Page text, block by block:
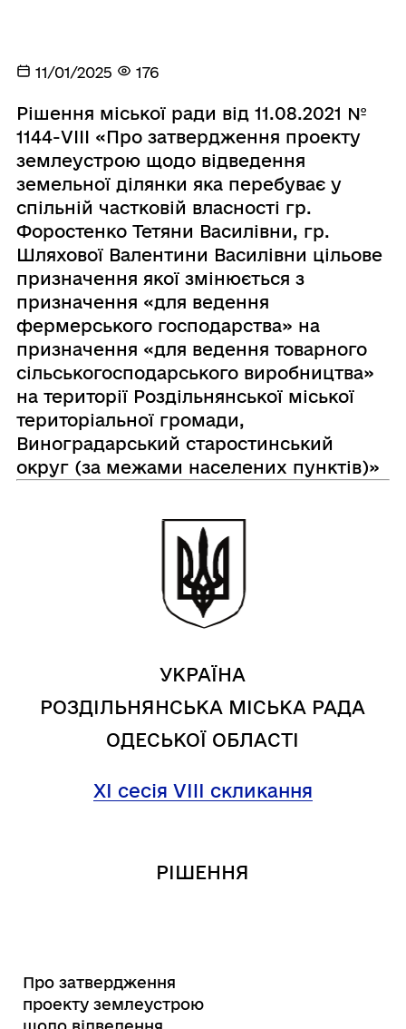
11/01/2025 176
Рішення міської ради від 11.08.2021 №
1144-VIІІ «Про затвердження проекту
землеустрою щодо відведення
земельної ділянки яка перебуває у
спільній частковій власності гр.
Форостенко Тетяни Василівни, гр.
Шляхової Валентини Василівни цільове
призначення якої змінюється з
призначення «для ведення
фермерського господарства» на
призначення «для ведення товарного
сільськогосподарського виробництва»
на території Роздільнянської міської
територіальної громади,
Виноградарський старостинський
округ (за межами населених пунктів)»
УКРАЇНА
РОЗДІЛЬНЯНСЬКА МІСЬКА РАДА
ОДЕСЬКОЇ ОБЛАСТІ
XI сесія VIII скликання
РІШЕННЯ
Про затвердження
проекту землеустрою
щодо відведення